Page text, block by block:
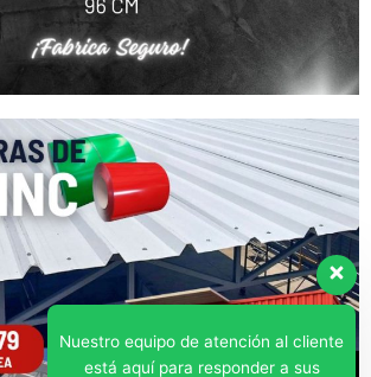
Nuestro equipo de atención al cliente
está aquí para responder a sus